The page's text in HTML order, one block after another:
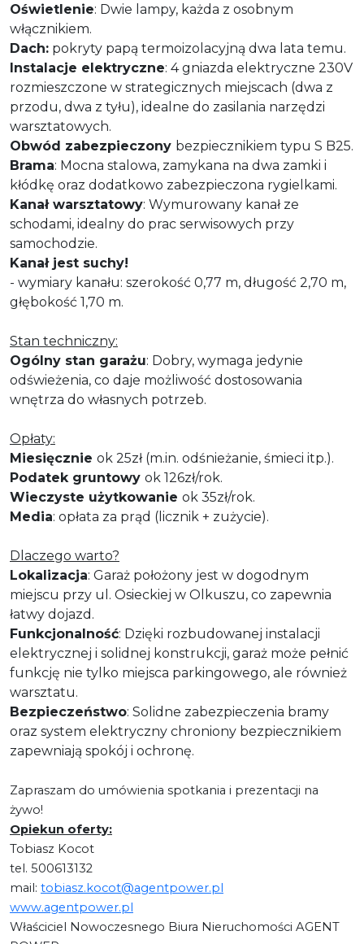
Oświetlenie: Dwie lampy, każda z osobnym
włącznikiem.
Dach: pokryty papą termoizolacyjną dwa lata temu.
Instalacje elektryczne: 4 gniazda elektryczne 230V
rozmieszczone w strategicznych miejscach (dwa z
przodu, dwa z tyłu), idealne do zasilania narzędzi
warsztatowych.
Obwód zabezpieczony bezpiecznikiem typu S B25.
Brama: Mocna stalowa, zamykana na dwa zamki i
kłódkę oraz dodatkowo zabezpieczona rygielkami.
Kanał warsztatowy: Wymurowany kanał ze
schodami, idealny do prac serwisowych przy
samochodzie.
Kanał jest suchy!
- wymiary kanału: szerokość 0,77 m, długość 2,70 m,
głębokość 1,70 m.
Stan techniczny:
Ogólny stan garażu: Dobry, wymaga jedynie
odświeżenia, co daje możliwość dostosowania
wnętrza do własnych potrzeb.
Opłaty:
Miesięcznie ok 25zł (m.in. odśnieżanie, śmieci itp.).
Podatek gruntowy ok 126zł/rok.
Wieczyste użytkowanie ok 35zł/rok.
Media: opłata za prąd (licznik + zużycie).
Dlaczego warto?
Lokalizacja: Garaż położony jest w dogodnym
miejscu przy ul. Osieckiej w Olkuszu, co zapewnia
łatwy dojazd.
Funkcjonalność: Dzięki rozbudowanej instalacji
elektrycznej i solidnej konstrukcji, garaż może pełnić
funkcję nie tylko miejsca parkingowego, ale również
warsztatu.
Bezpieczeństwo: Solidne zabezpieczenia bramy
oraz system elektryczny chroniony bezpiecznikiem
zapewniają spokój i ochronę.
Zapraszam do umówienia spotkania i prezentacji na
żywo!
Opiekun oferty:
Tobiasz Kocot
tel. 500613132
mail: tobiasz.kocot@agentpower.pl
www.agentpower.pl
Właściciel Nowoczesnego Biura Nieruchomości AGENT